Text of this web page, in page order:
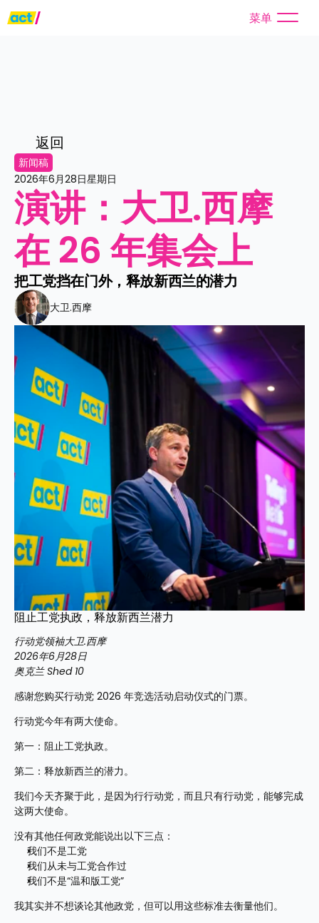
菜单
返回
新闻稿
2026年6月28日星期日
演讲：大卫.西摩
在 26 年集会上
把工党挡在门外，释放新西兰的潜力
大卫.西摩
阻止工党执政，释放新西兰潜力
行动党领袖大卫.西摩
2026年6月28日
奥克兰 Shed 10
感谢您购买行动党 2026 年竞选活动启动仪式的门票。
行动党今年有两大使命。
第一：阻止工党执政。
第二：释放新西兰的潜力。
我们今天齐聚于此，是因为行行动党，而且只有行动党，能够完成
这两大使命。
没有其他任何政党能说出以下三点：
我们不是工党
我们从未与工党合作过
我们不是“温和版工党”
我其实并不想谈论其他政党，但可以用这些标准去衡量他们。